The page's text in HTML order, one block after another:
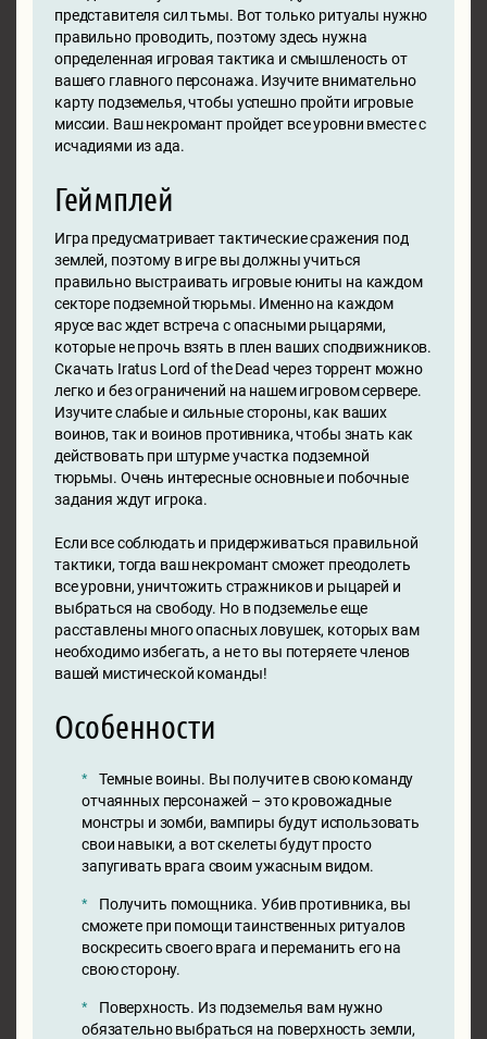
представителя сил тьмы. Вот только ритуалы нужно
правильно проводить, поэтому здесь нужна
определенная игровая тактика и смышленость от
вашего главного персонажа. Изучите внимательно
карту подземелья, чтобы успешно пройти игровые
миссии. Ваш некромант пройдет все уровни вместе с
исчадиями из ада.
Геймплей
Игра предусматривает тактические сражения под
землей, поэтому в игре вы должны учиться
правильно выстраивать игровые юниты на каждом
секторе подземной тюрьмы. Именно на каждом
ярусе вас ждет встреча с опасными рыцарями,
которые не прочь взять в плен ваших сподвижников.
Скачать Iratus Lord of the Dead через торрент можно
легко и без ограничений на нашем игровом сервере.
Изучите слабые и сильные стороны, как ваших
воинов, так и воинов противника, чтобы знать как
действовать при штурме участка подземной
тюрьмы. Очень интересные основные и побочные
задания ждут игрока.
Если все соблюдать и придерживаться правильной
тактики, тогда ваш некромант сможет преодолеть
все уровни, уничтожить стражников и рыцарей и
выбраться на свободу. Но в подземелье еще
расставлены много опасных ловушек, которых вам
необходимо избегать, а не то вы потеряете членов
вашей мистической команды!
Особенности
Темные воины. Вы получите в свою команду
отчаянных персонажей – это кровожадные
монстры и зомби, вампиры будут использовать
свои навыки, а вот скелеты будут просто
запугивать врага своим ужасным видом.
Получить помощника. Убив противника, вы
сможете при помощи таинственных ритуалов
воскресить своего врага и переманить его на
свою сторону.
Поверхность. Из подземелья вам нужно
обязательно выбраться на поверхность земли,